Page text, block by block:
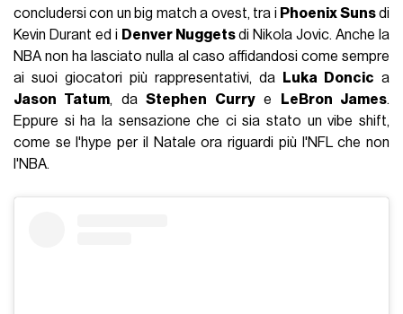
concludersi con un big match a ovest, tra i Phoenix Sunsdi
Kevin Durant ed i Denver Nuggetsdi Nikola Jovic. Anche la
NBA non ha lasciato nulla al caso affidandosi come sempre
ai suoi giocatori più rappresentativi, da
Luka Doncic a
Jason Tatum, daStephen Currye LeBron James.
Eppure si ha la sensazione che ci sia stato un vibe shift,
come se l'hype per il Natale ora riguardi più l'NFL che non
l'NBA.